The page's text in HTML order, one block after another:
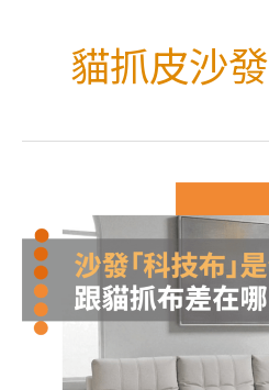
貓抓皮沙發